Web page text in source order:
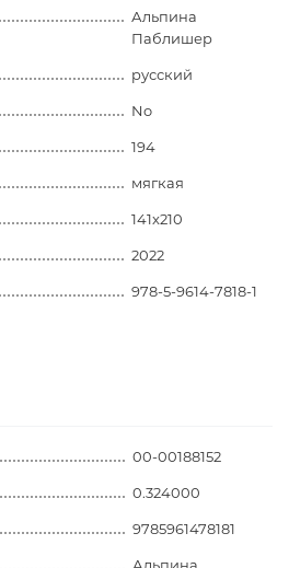
Альпина
Паблишер
русский
No
194
мягкая
141x210
2022
978-5-9614-7818-1
00-00188152
0.324000
9785961478181